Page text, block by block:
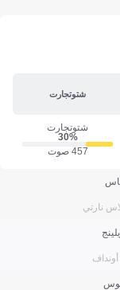
شتوتجارت
شتوتجارت
30‎%‎
457 صوت
نارتي
أونداف